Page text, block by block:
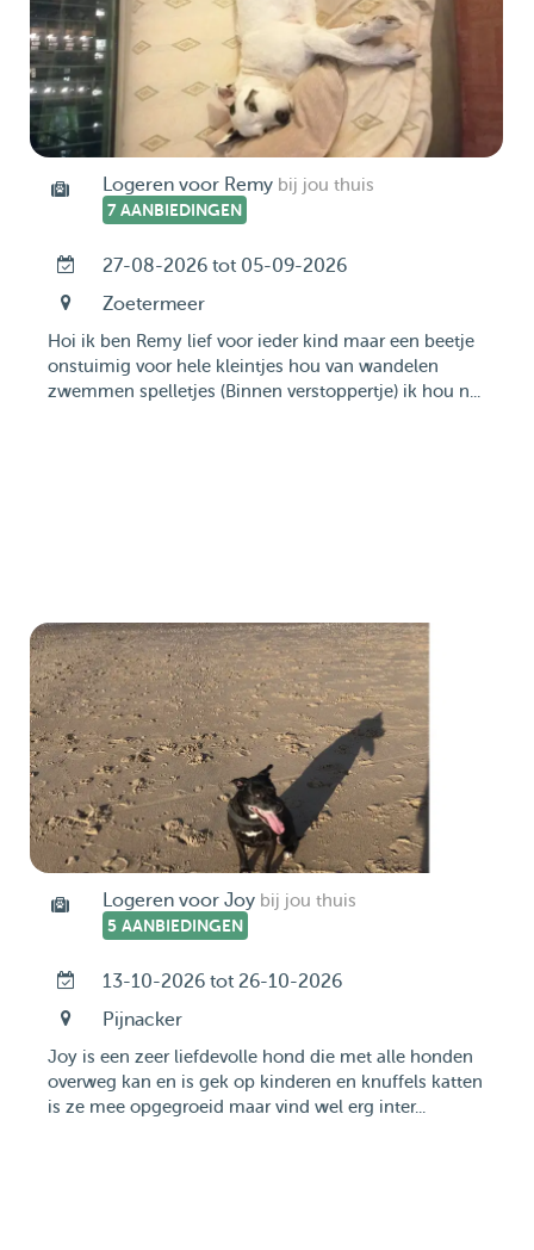
Logeren voor Remy bij jou thuis
7 AANBIEDINGEN
27-08-2026 tot 05-09-2026
Zoetermeer
Hoi ik ben Remy lief voor ieder kind maar een beetje
onstuimig voor hele kleintjes hou van wandelen
zwemmen spelletjes (Binnen verstoppertje) ik hou n...
Logeren voor Joy bij jou thuis
5 AANBIEDINGEN
13-10-2026 tot 26-10-2026
Pijnacker
Joy is een zeer liefdevolle hond die met alle honden
overweg kan en is gek op kinderen en knuffels katten
is ze mee opgegroeid maar vind wel erg inter...